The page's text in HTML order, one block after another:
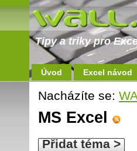
Tipy a triky pro
Úvod Excel návod
Nacházíte se:
MS Excel
Přidat téma >